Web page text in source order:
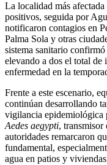
La localidad más
positivos, seguida por
notificaron contagios en
Palma Sola y otras
sistema sanitario
elevando a dos el total de
enfermedad en la
Frente a este escenario,
continúan desarrollando
vigilancia epidemiológica
Aedes aegypti,
autoridades remarcaron
fundamental,
agua en patios y